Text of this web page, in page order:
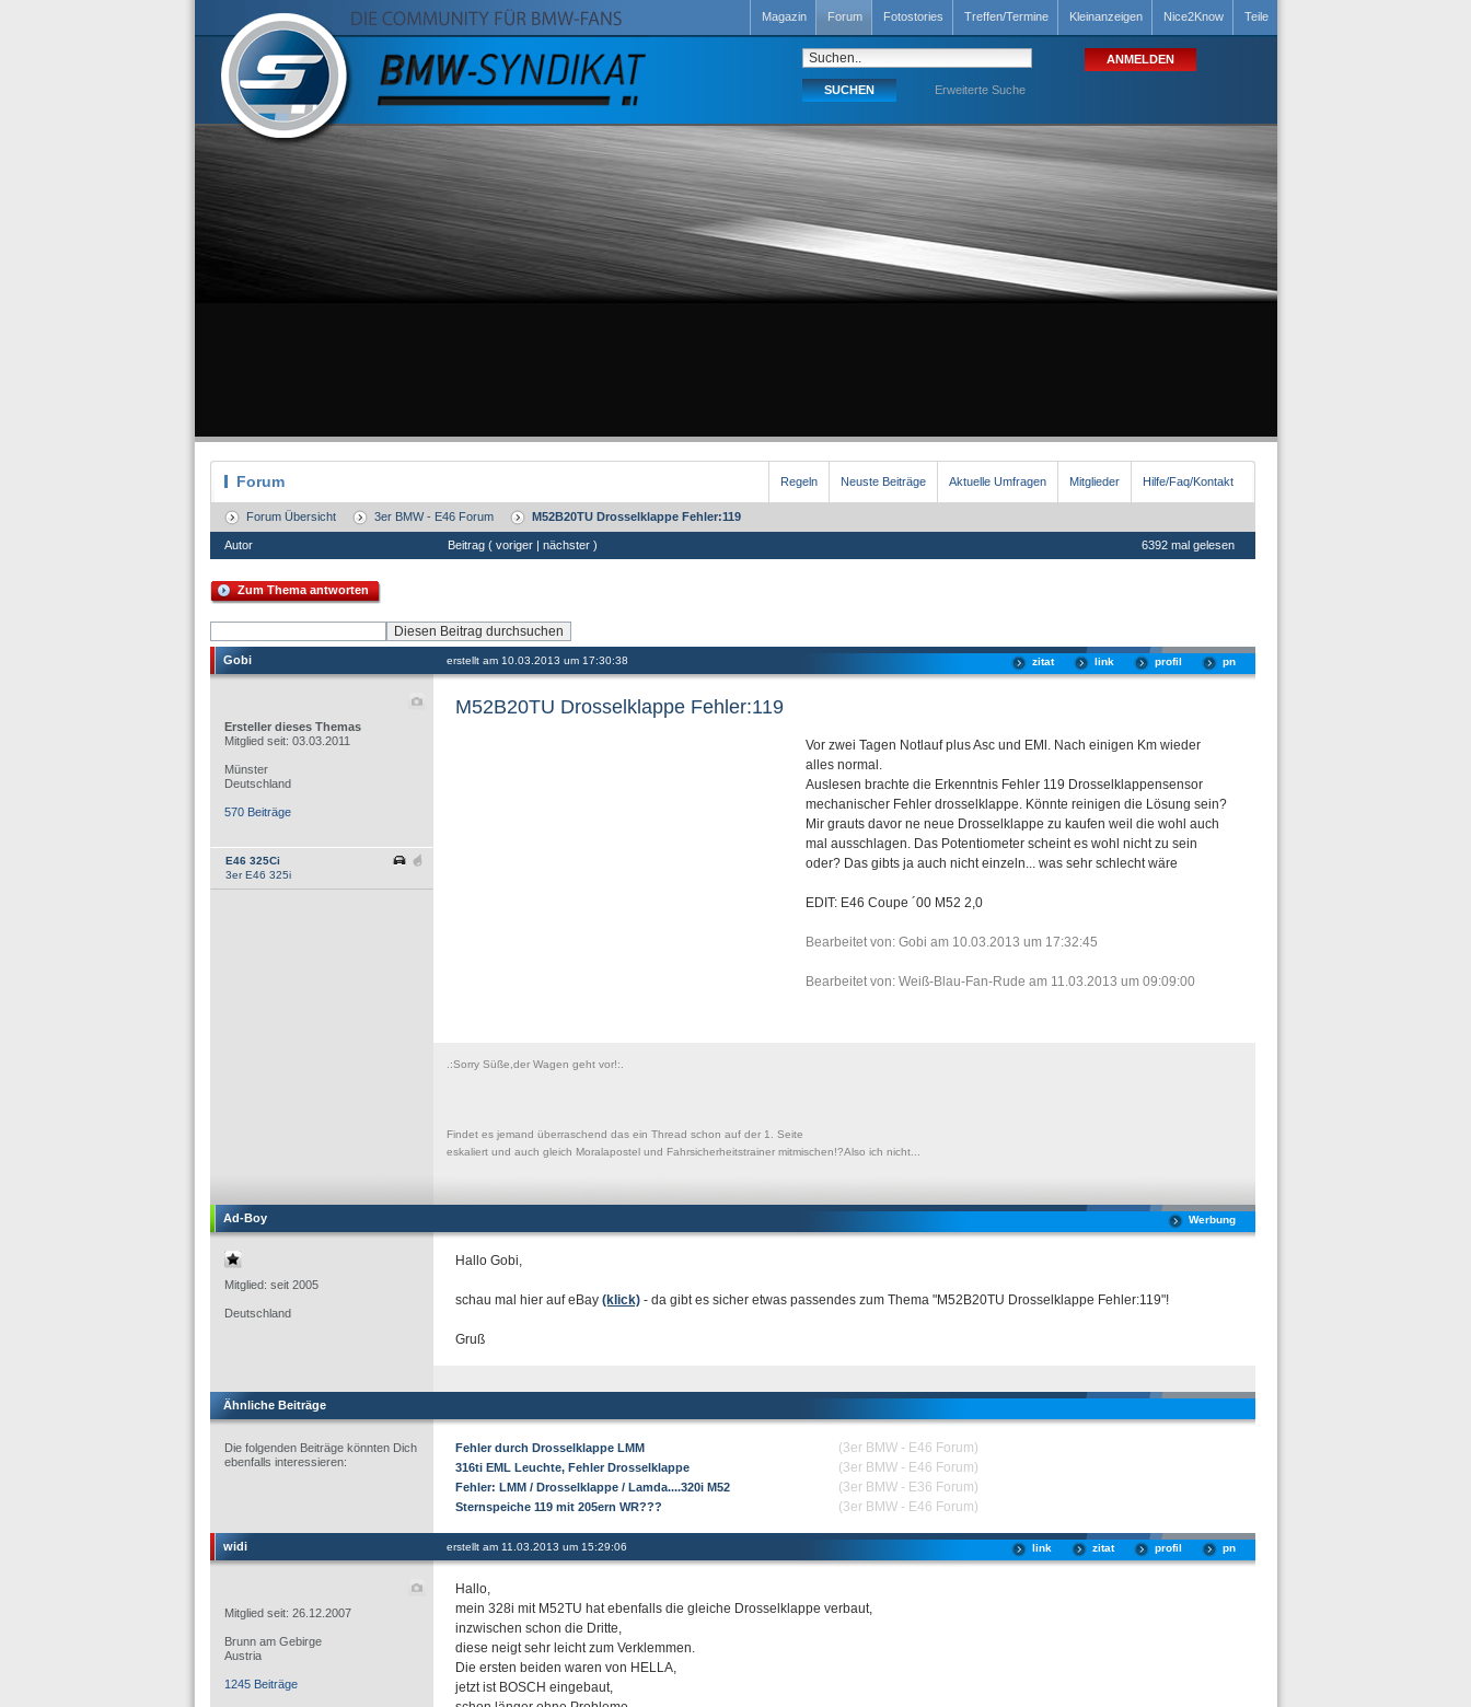
Magazin Forum Fotostories Treffen/Termine Kleinanzeigen Nice2Know Teile
Erweiterte Suche
Forum Regeln Neuste Beiträge Aktuelle Umfragen Mitglieder Hilfe/Faq/Kontakt
Forum Übersicht 3er BMW - E46 Forum M52B20TU Drosselklappe Fehler:119
Autor Beitrag ( voriger | nächster ) 6392 mal gelesen
Zum Thema antworten
Gobi erstellt am 10.03.2013 um 17:30:38 pn
profil
link
zitat
Ersteller dieses Themas
Mitglied seit: 03.03.2011
Münster
Deutschland
570 Beiträge
E46 325Ci
3er E46 325i
M52B20TU Drosselklappe Fehler:119
Vor zwei Tagen Notlauf plus Asc und EMl. Nach einigen Km wieder
alles normal.
Auslesen brachte die Erkenntnis Fehler 119 Drosselklappensensor
mechanischer Fehler drosselklappe. Könnte reinigen die Lösung sein?
Mir grauts davor ne neue Drosselklappe zu kaufen weil die wohl auch
mal ausschlagen. Das Potentiometer scheint es wohl nicht zu sein
oder? Das gibts ja auch nicht einzeln... was sehr schlecht wäre
EDIT: E46 Coupe ´00 M52 2,0
Bearbeitet von: Gobi am 10.03.2013 um 17:32:45
Bearbeitet von: Weiß-Blau-Fan-Rude am 11.03.2013 um 09:09:00
.:Sorry Süße,der Wagen geht vor!:.
Findet es jemand überraschend das ein Thread schon auf der 1. Seite
eskaliert und auch gleich Moralapostel und Fahrsicherheitstrainer mitmischen!?Also ich nicht...
Ad-Boy Werbung
Mitglied: seit 2005
Deutschland
Hallo Gobi,
schau mal hier auf eBay (klick) - da gibt es sicher etwas passendes zum Thema "M52B20TU Drosselklappe Fehler:119"!
Gruß
Ähnliche Beiträge
Die folgenden Beiträge könnten Dich
ebenfalls interessieren:
Fehler durch Drosselklappe LMM (3er BMW - E46 Forum)
316ti EML Leuchte, Fehler Drosselklappe (3er BMW - E46 Forum)
Fehler: LMM / Drosselklappe / Lamda....320i M52 (3er BMW - E36 Forum)
Sternspeiche 119 mit 205ern WR??? (3er BMW - E46 Forum)
widi erstellt am 11.03.2013 um 15:29:06 pn
profil
zitat
link
Mitglied seit: 26.12.2007
Brunn am Gebirge
Austria
1245 Beiträge
Hallo,
mein 328i mit M52TU hat ebenfalls die gleiche Drosselklappe verbaut,
inzwischen schon die Dritte,
diese neigt sehr leicht zum Verklemmen.
Die ersten beiden waren von HELLA,
jetzt ist BOSCH eingebaut,